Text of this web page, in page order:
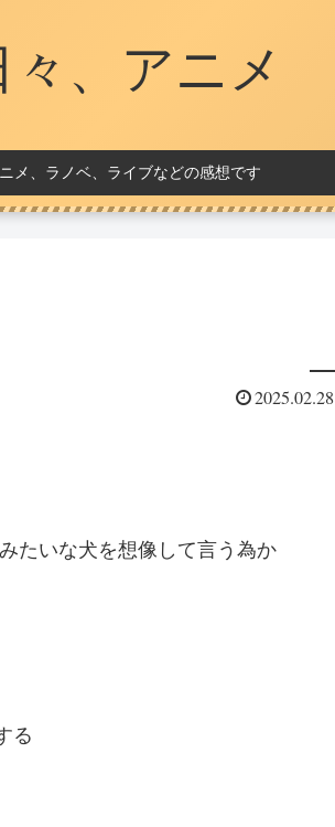
々、アニメ
メ、ラノベ、ライブなどの感想です
2025.02.28
たいな犬を想像して言う為か
る